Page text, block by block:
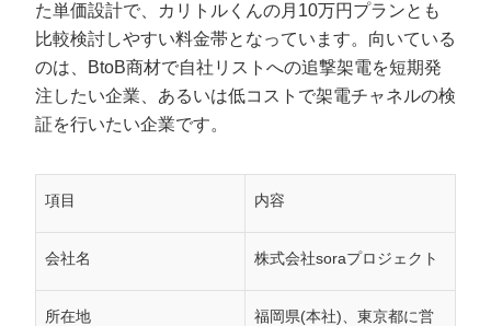
た単価設計で、カリトルくんの月10万円プランとも
比較検討しやすい料金帯となっています。向いている
のは、BtoB商材で自社リストへの追撃架電を短期発
注したい企業、あるいは低コストで架電チャネルの検
証を行いたい企業です。
項目 内容
会社名 株式会社soraプロジェクト
所在地
福岡県(本社)、東京都に営